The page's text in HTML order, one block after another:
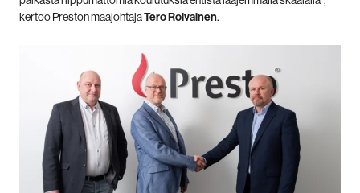
kertoo Preston maajohtajaTero Roivainen.